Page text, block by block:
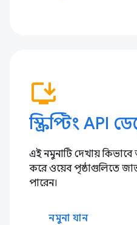
install_desktop
স্ক্রিপ্টিং API
এই নমুনাটি দেখায় কিভাবে
করে ওয়েব পৃষ্ঠাগুলিতে
পারেন।
নমুনা যান